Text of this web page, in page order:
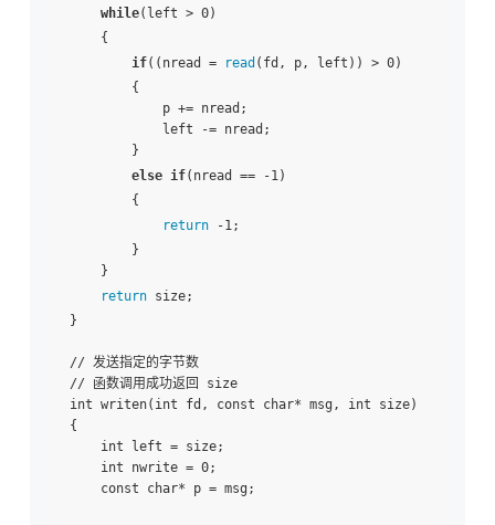
while(left > 0)
{
if((nread = read (fd, p, left)) > 0)
{
p += nread;
left -= nread;
}
else if(nread == -1)
{
return -1;
}
}
return size;
}
// 发送指定的字节数
// 函数调用成功返回 size
int writen(int fd, const char* msg, int size)
{
int left = size;
int nwrite = 0;
const char* p = msg;